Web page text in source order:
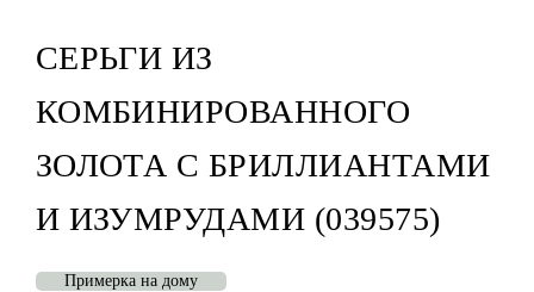
СЕРЬГИ ИЗ
КОМБИНИРОВАННОГО
ЗОЛОТА С БРИЛЛИАНТАМИ
И ИЗУМРУДАМИ (039575)
Примерка на дому